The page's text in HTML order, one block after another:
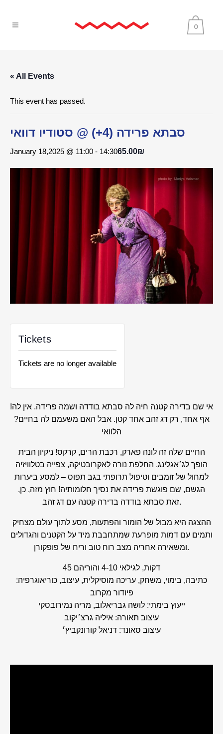
0
« All Events
This event has passed.
סבתא פרידה (4+) @ סטודיו דוואי
January 18,2025 @ 11:00 - 14:3065.00₪
Tickets
Tickets are no longer available
!אי שם בדירה קטנה חיה לה סבתא בודדה ושמה פרידה. אין לה
אף אחד, רק דג זהב אחד קטן. אבל האם משעמם לה בחיים?
הלוואי
החיים שלה זה לונה פארק, רכבת הרים, קרקס! ניקיון הבית
הופך לג׳אגלינג, החלפת נורה לאקרובטיקה, צפייה בטלוויזיה
למחול של זומבים וטיפול תרופתי בגב תפוס – למסע ביערות
הגשם, שם פוגשת פרידה את נסיך חלומותיה! חוץ מזה, כן,
.זאת סבתא בודדה בדירה קטנה עם דג זהב
ההצגה היא מבול של הומור והפתעות, מסע לתוך עולם מצחיק
ותמים עם דמות מופרעת שמתחבבת מיד על הקטנים והגדולים
ומשאירה אחריה מצב רוח טוב וריח של פופקורן.
45 דקות, לגילאי 4-10 והוריהם
כתיבה, בימוי, משחק, עריכה מוסיקלית, עיצוב, כוריאוגרפיה:
פיודור מקרוב
ייעוץ בימתי: לושה גבריאלוב, מריה נמירובסקי
עיצוב תאורה: איליה גרצ׳יקוב
עיצוב סאונד: דניאל קורונקביץ׳